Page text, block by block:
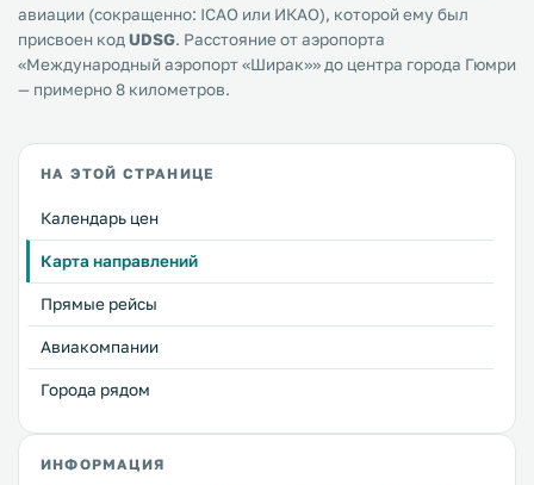
авиации (сокращенно: ICAO или ИКАО), которой ему был
присвоен код UDSG. Расстояние от аэропорта
«Международный аэропорт «Ширак»» до центра города Гюмри
— примерно 8 километров.
НА ЭТОЙ СТРАНИЦЕ
Календарь цен
Карта направлений
Прямые рейсы
Авиакомпании
Города рядом
ИНФОРМАЦИЯ